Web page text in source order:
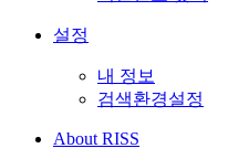
설정
내 정보
검색환경설정
About RISS